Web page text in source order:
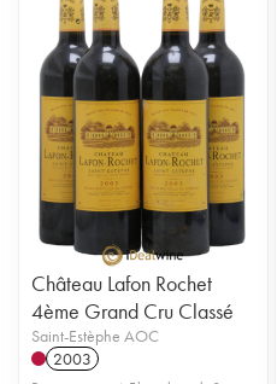
Château Lafon Rochet
4ème Grand Cru Classé
Saint-Estèphe AOC
2003